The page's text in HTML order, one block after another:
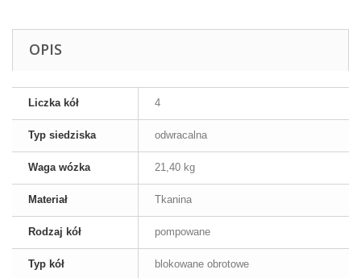
OPIS
Liczka kół 4
Typ siedziska odwracalna
Waga wózka 21,40 kg
Materiał Tkanina
Rodzaj kół pompowane
Typ kół blokowane obrotowe